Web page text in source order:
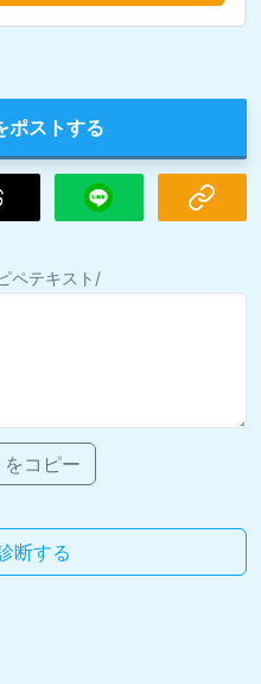
ポストする
ペテキスト/
コピー
断する